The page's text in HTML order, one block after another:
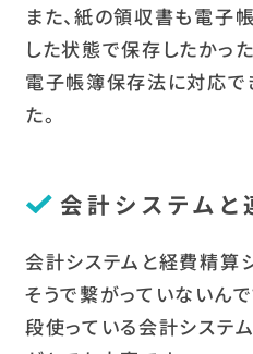
また、紙の領収書も電子
した状態で保存したかっ
電子帳簿保存法に対応で
た。
会計システムと
会計システムと経費精算
そうで繋がっていないん
段使っている会計システ